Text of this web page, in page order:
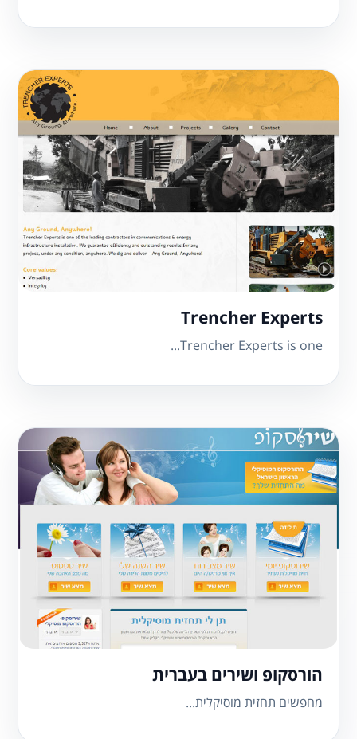
Trencher Experts
Trencher Experts is one...
הורסקופ ושירים בעברית
מחפשים תחזית מוסיקלית...